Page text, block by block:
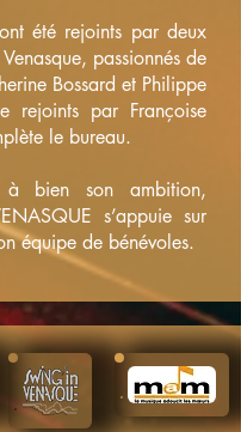
été rejoints par deux
passionnés de
Bossard et Philippe
rejoints par Françoise
le bureau.
à bien son ambition,
s’appuie sur
équipe de bénévoles.